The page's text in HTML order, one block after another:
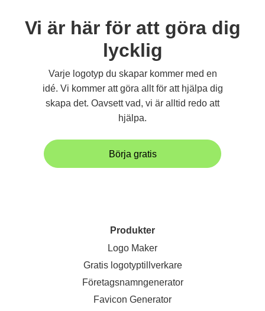
Vi är här för att göra dig
lycklig
Varje logotyp du skapar kommer med en
idé. Vi kommer att göra allt för att hjälpa dig
skapa det. Oavsett vad, vi är alltid redo att
hjälpa.
Börja gratis
Produkter
Logo Maker
Gratis logotyptillverkare
Företagsnamngenerator
Favicon Generator